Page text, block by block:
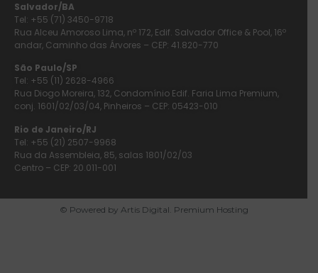
Salvador/BA
Tel: +55 (71) 3450-9718
Rua Alceu Amoroso Lima, nº 172, Edif. Salvador Office & Pool, 16º
andar, Caminho das Árvores – CEP: 41.820-770
São Paulo/SP
Tel: +55 (11) 2628-4966
Rua Diogo Moreira, 132, Condomínio Edif. Faria Lima Premium,
conj. 1601/02/03/04, Pinheiros – CEP: 05423-010
Rio de Janeiro/RJ
Tel: +55 (21) 2507-9968
Rua da Assembleia, 85, salas 1801/02/03
Centro – CEP: 20.011-001
© Powered by Artis Digital. Premium Hosting